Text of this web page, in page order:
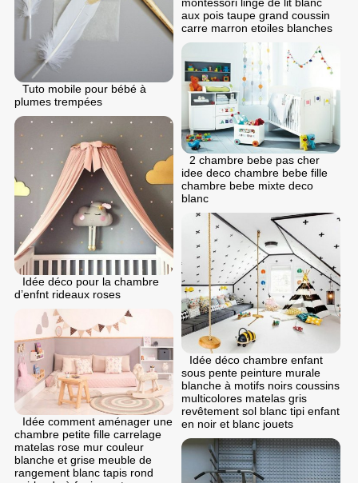
montessori linge de lit blanc
aux pois taupe grand coussin
carre marron etoiles blanches
Tuto mobile pour bébé à
plumes trempées
2 chambre bebe pas cher
idee deco chambre bebe fille
chambre bebe mixte deco
blanc
Idée déco pour la chambre
d’enfnt rideaux roses
Idée déco chambre enfant
sous pente peinture murale
blanche à motifs noirs coussins
multicolores matelas gris
revêtement sol blanc tipi enfant
en noir et blanc jouets
Idée comment aménager une
chambre petite fille carrelage
matelas rose mur couleur
blanche et grise meuble de
rangement blanc tapis rond